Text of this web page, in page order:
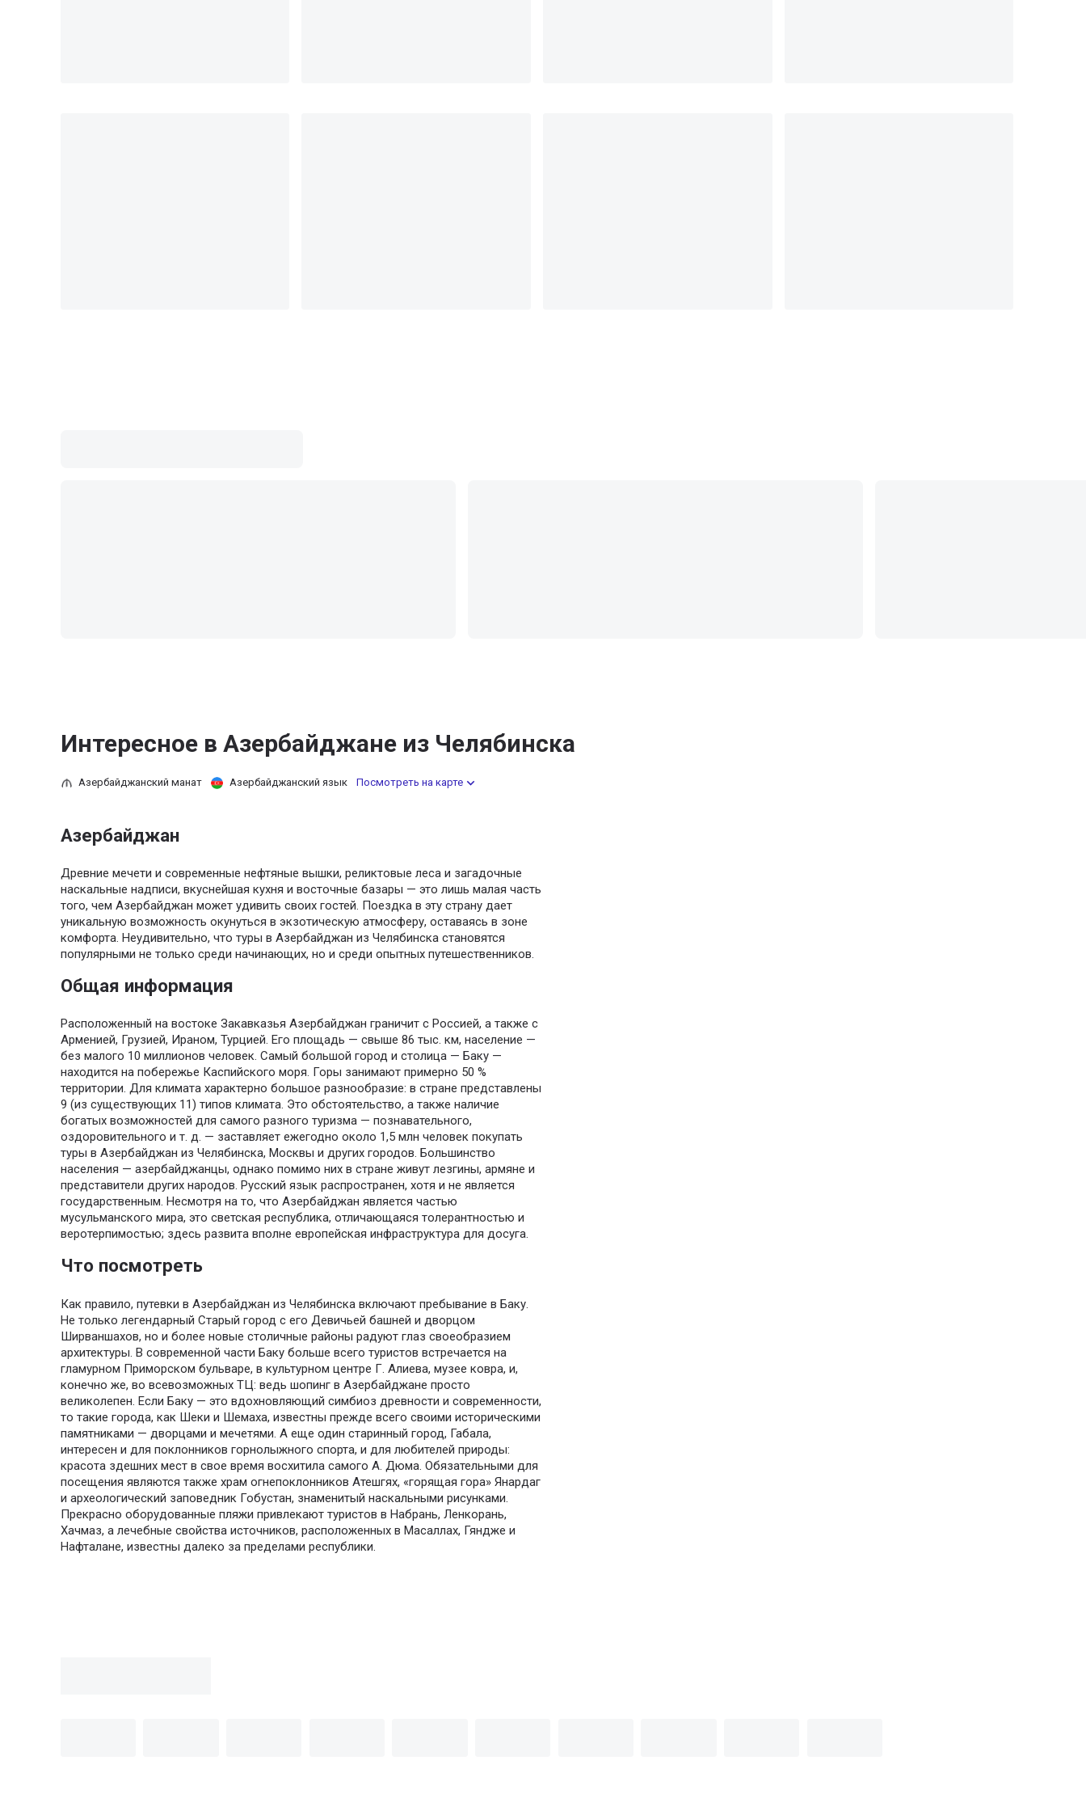
Интересное в Азербайджане из Челябинска
Азербайджанский манат Азербайджанский язык Посмотреть на карте
Азербайджан
Древние мечети и современные нефтяные вышки, реликтовые леса и загадочные
наскальные надписи, вкуснейшая кухня и восточные базары — это лишь малая часть
того, чем Азербайджан может удивить своих гостей. Поездка в эту страну дает
уникальную возможность окунуться в экзотическую атмосферу, оставаясь в зоне
комфорта. Неудивительно, что туры в Азербайджан из Челябинска становятся
популярными не только среди начинающих, но и среди опытных путешественников.
Общая информация
Расположенный на востоке Закавказья Азербайджан граничит с Россией, а также с
Арменией, Грузией, Ираном, Турцией. Его площадь — свыше 86 тыс. км, население —
без малого 10 миллионов человек. Самый большой город и столица — Баку —
находится на побережье Каспийского моря. Горы занимают примерно 50 %
территории. Для климата характерно большое разнообразие: в стране представлены
9 (из существующих 11) типов климата. Это обстоятельство, а также наличие
богатых возможностей для самого разного туризма — познавательного,
оздоровительного и т. д. — заставляет ежегодно около 1,5 млн человек покупать
туры в Азербайджан из Челябинска, Москвы и других городов. Большинство
населения — азербайджанцы, однако помимо них в стране живут лезгины, армяне и
представители других народов. Русский язык распространен, хотя и не является
государственным. Несмотря на то, что Азербайджан является частью
мусульманского мира, это светская республика, отличающаяся толерантностью и
веротерпимостью; здесь развита вполне европейская инфраструктура для досуга.
Что посмотреть
Как правило, путевки в Азербайджан из Челябинска включают пребывание в Баку.
Не только легендарный Старый город с его Девичьей башней и дворцом
Ширваншахов, но и более новые столичные районы радуют глаз своеобразием
архитектуры. В современной части Баку больше всего туристов встречается на
гламурном Приморском бульваре, в культурном центре Г. Алиева, музее ковра, и,
конечно же, во всевозможных ТЦ: ведь шопинг в Азербайджане просто
великолепен. Если Баку — это вдохновляющий симбиоз древности и современности,
то такие города, как Шеки и Шемаха, известны прежде всего своими историческими
памятниками — дворцами и мечетями. А еще один старинный город, Габала,
интересен и для поклонников горнолыжного спорта, и для любителей природы:
красота здешних мест в свое время восхитила самого А. Дюма. Обязательными для
посещения являются также храм огнепоклонников Атешгях, «горящая гора» Янардаг
и археологический заповедник Гобустан, знаменитый наскальными рисунками.
Прекрасно оборудованные пляжи привлекают туристов в Набрань, Ленкорань,
Хачмаз, а лечебные свойства источников, расположенных в Масаллах, Гяндже и
Нафталане, известны далеко за пределами республики.